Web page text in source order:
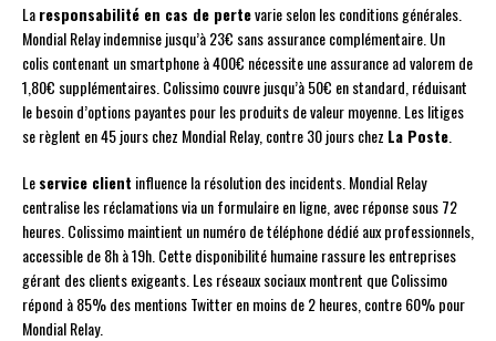
Laresponsabilité en cas de pertevarie selon les conditions générales.
Mondial Relay indemnise jusqu’à 23€ sans assurance complémentaire. Un
colis contenant un smartphone à 400€ nécessite une assurance ad valorem de
1,80€ supplémentaires. Colissimo couvre jusqu’à 50€ en standard, réduisant
le besoin d’options payantes pour les produits de valeur moyenne. Les litiges
se règlent en 45 jours chez Mondial Relay, contre 30 jours chez La Poste
Leservice client influence la résolution des incidents. Mondial Relay
centralise les réclamations via un formulaire en ligne, avec réponse sous 72
heures. Colissimo maintient un numéro de téléphone dédié aux professionnels,
accessible de 8h à 19h. Cette disponibilité humaine rassure les entreprises
gérant des clients exigeants. Les réseaux sociaux montrent que Colissimo
répond à 85% des mentions Twitter en moins de 2 heures, contre 60% pour
Mondial Relay.